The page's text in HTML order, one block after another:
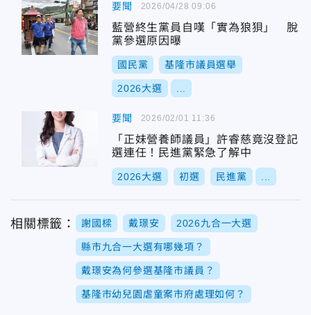
要聞
藍營終生黨員自嘆「實為狼狽」 脫
黨參選原因曝
國民黨 基隆市議員選舉
2026大選
2026/04/28 09:06
要聞
「正妹營養師議員」許睿慈竟沒登記
選連任！民進黨緊急了解中
2026大選 初選 民進黨
2026/02/01 11:36
相關標籤： 謝國樑 戴璟安 2026九合一大選
縣市九合一大選有哪幾項？
戴璟安為何參選基隆市議員？
基隆市幼兒園虐童案市府處理如何？